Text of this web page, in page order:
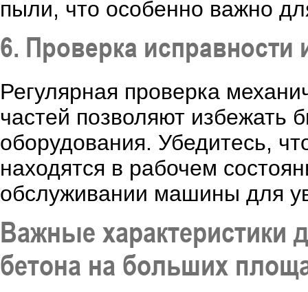
пыли, что особенно важно
6. Проверка исправности
Регулярная проверка
частей позволяют избежать
оборудования. Убедитесь,
находятся в рабочем
обслуживании машины для
Важные
бетона на больших